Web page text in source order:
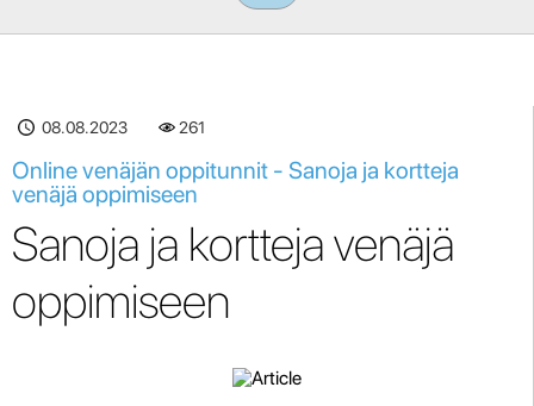
08.08.2023 261
Online venäjän oppitunnit - Sanoja ja kortteja
venäjä oppimiseen
Sanoja ja kortteja venäjä
oppimiseen